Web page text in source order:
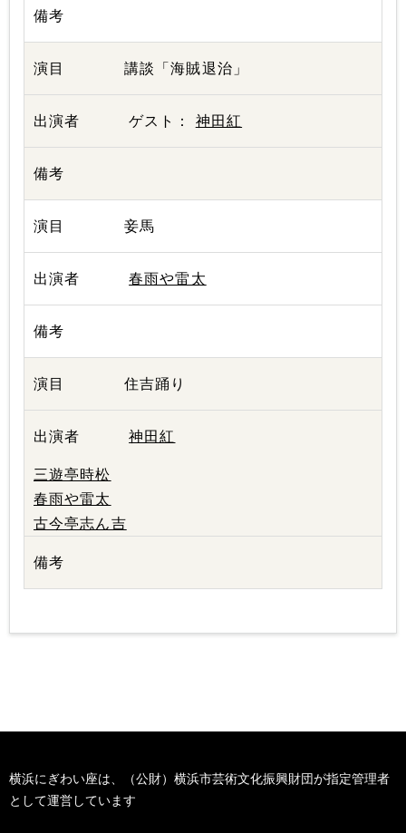
講談「海賊退治」
ゲスト： 神田紅
妾馬
春雨や雷太
住吉踊り
神田紅
三遊亭時松
春雨や雷太
古今亭志ん吉
横浜にぎわい座は、（公財）横浜市芸術文化振興財団が指定管理者
として運営しています